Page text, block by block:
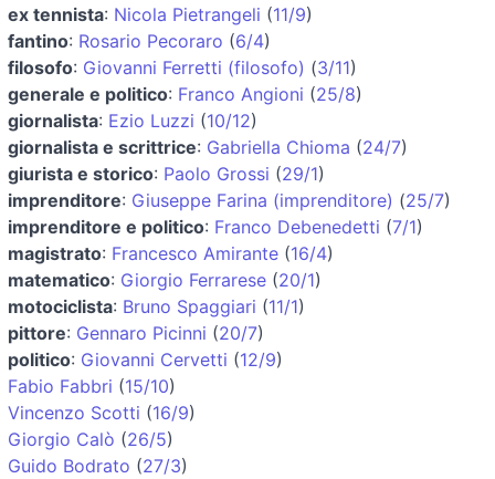
ex tennista: Nicola Pietrangeli (11/9)
fantino: Rosario Pecoraro (6/4)
filosofo: Giovanni Ferretti (filosofo) (3/11)
generale e politico: Franco Angioni (25/8)
giornalista: Ezio Luzzi (10/12)
giornalista e scrittrice: Gabriella Chioma (24/7)
giurista e storico: Paolo Grossi (29/1)
imprenditore: Giuseppe Farina (imprenditore) (25/7)
imprenditore e politico: Franco Debenedetti (7/1)
magistrato: Francesco Amirante (16/4)
matematico: Giorgio Ferrarese (20/1)
motociclista: Bruno Spaggiari (11/1)
pittore: Gennaro Picinni (20/7)
politico: Giovanni Cervetti (12/9)
Fabio Fabbri (15/10)
Vincenzo Scotti (16/9)
Giorgio Calò (26/5)
Guido Bodrato (27/3)